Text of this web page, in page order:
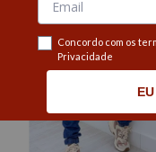
Concordo com os
Privacidade